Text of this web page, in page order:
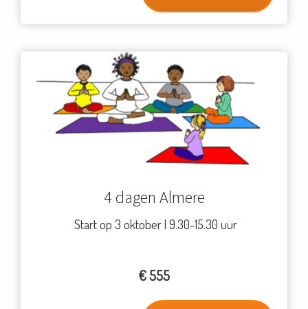
4 dagen Almere
Start op 3 oktober | 9.30-15.30 uur
€ 555